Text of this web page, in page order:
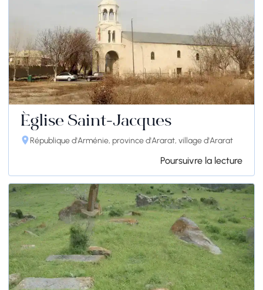
Église Saint-Jacques
République d'Arménie, province d'Ararat, village d'Ararat
Poursuivre la lecture